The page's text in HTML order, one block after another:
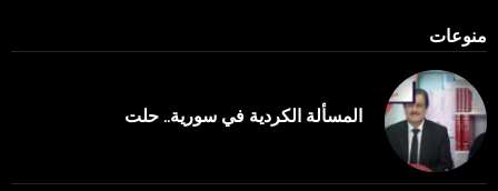
منوعات
المسألة الكردية في سورية.. حلت